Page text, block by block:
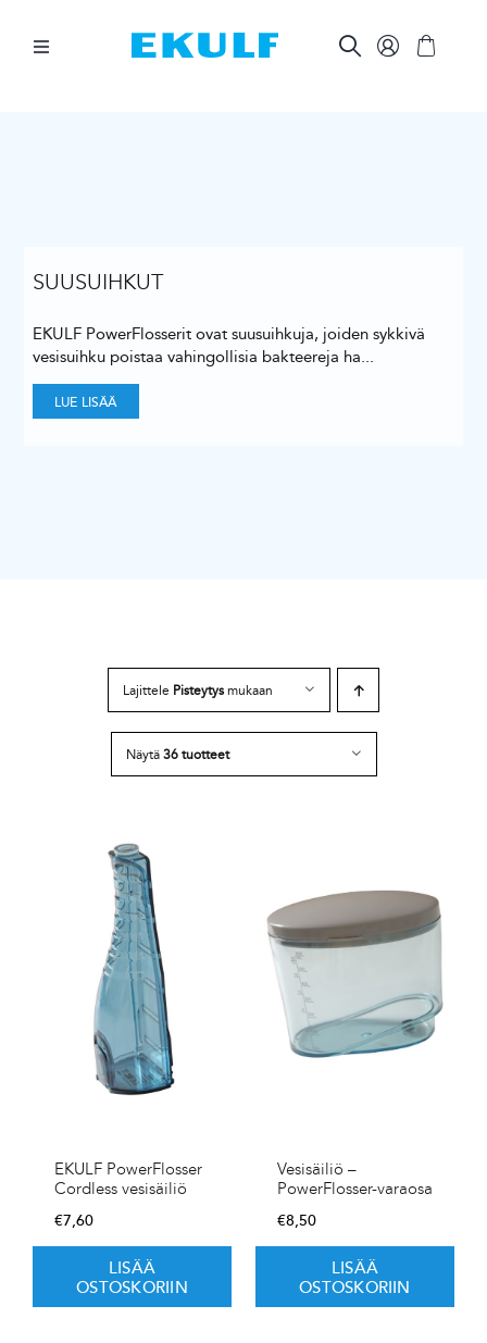
contentToggle
SUUNHOIDON APUVÄLINEET
MUUTA
AMMATTILAISILLE
SUUSUIHKUT
EKULF PowerFlosserit ovat suusuihkuja, joiden sykkivä
vesisuihku poistaa vahingollisia bakteereja ha...
LUE LISÄÄ
Lajittele Pisteytysmukaan
Näytä36 tuotteet
EKULF PowerFlosser
Cordless vesisäiliö
€7,60
LISÄÄ
OSTOSKORIIN
Vesisäiliö –
PowerFlosser-varaosa
€8,50
LISÄÄ
OSTOSKORIIN